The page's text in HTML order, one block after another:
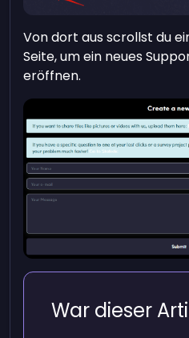
Von dort aus scrollst du
Seite, um ein neues
eröffnen.
War dieser